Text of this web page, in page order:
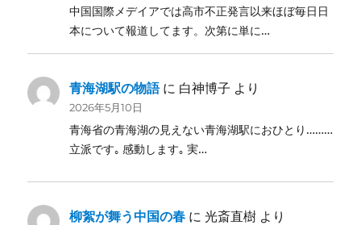
中国国際メデイアでは高市不正発言以来ほぼ毎日日
本について報道してます。次第に単に…
青海湖駅の物語に 白神博子 より
2026年5月10日
青海省の青海湖の見えない青海湖駅におひとり………
立派です｡ 感動します｡ 実…
柳絮が舞う中国の春 に光斎直樹 より